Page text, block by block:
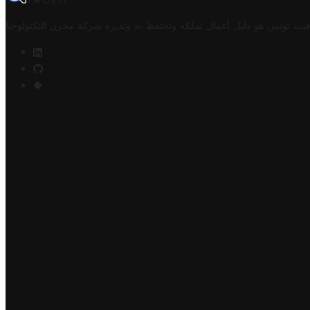
تونس هو دليل أعمال تملكه وتحتفظ به وتديره شركة مخزن التكنولوجيا